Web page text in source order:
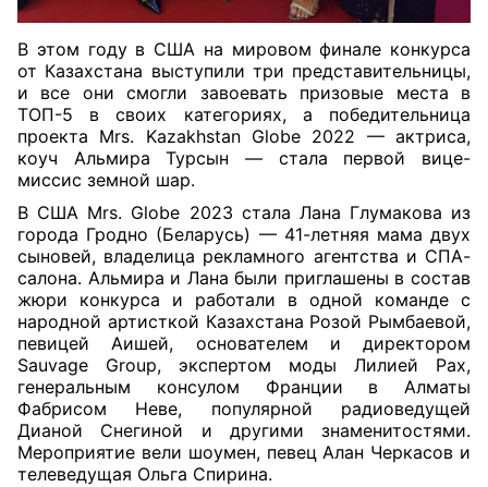
В этом году в США на мировом финале конкурса
от Казахстана выступили три представительницы,
и все они смогли завоевать призовые места в
ТОП-5 в своих категориях, а победительница
проекта Mrs. Kazakhstan Globe 2022 — актриса,
коуч Альмира Турсын — стала первой вице-
миссис земной шар.
В США Mrs. Globe 2023 стала Лана Глумакова из
города Гродно (Беларусь) — 41-летняя мама двух
сыновей, владелица рекламного агентства и СПА-
салона. Альмира и Лана были приглашены в состав
жюри конкурса и работали в одной команде с
народной артисткой Казахстана Розой Рымбаевой,
певицей Аишей, основателем и директором
Sauvage Group, экспертом моды Лилией Рах,
генеральным консулом Франции в Алматы
Фабрисом Неве, популярной радиоведущей
Дианой Снегиной и другими знаменитостями.
Мероприятие вели шоумен, певец Алан Черкасов и
телеведущая Ольга Спирина.